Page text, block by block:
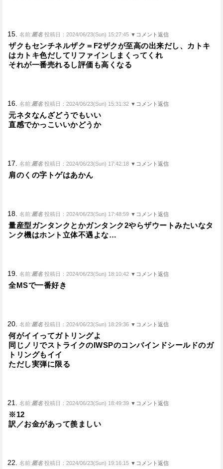
15. 名前:匿名 投稿日：2024/06/23(Sun) 15:27:45 ▼コメント返信
ザクもセンチネルザク＝F2ザクが至高の出来だし、カトキ
はカトキ色だしてリファインしまくってくれ
それが一番売れるし評価も高くなる
16. 名前:匿名 投稿日：2024/06/23(Sun) 15:31:32 ▼コメント返信
元ネタなんざどうでもいい
直感でかっこいいかどうか
17. 名前:匿名 投稿日：2024/06/23(Sun) 17:42:18 ▼コメント返信
肩のくの字トゲはあかん
18. 名前:匿名 投稿日：2024/06/23(Sun) 17:48:59 ▼コメント返信
量産型ガンタンクとかガンタンク2やらザウートみたいなタ
ンク機はホント立体不遇よな…
19. 名前:匿名 投稿日：2024/06/23(Sun) 18:10:42 ▼コメント返信
全MSで一番好き
20. 名前:匿名 投稿日：2024/06/23(Sun) 18:29:36 ▼コメント返信
何がイイってガトリングよ
同じノリでストライクのIWSPのコンバインドシールドのガ
トリングもイイ
ただし実弾に限る
21. 名前:匿名 投稿日：2024/06/23(Sun) 18:49:39 ▼コメント返信
※12
訳／お金があって羨ましい
22. 名前:匿名 投稿日：2024/06/23(Sun) 19:16:15 ▼コメント返信